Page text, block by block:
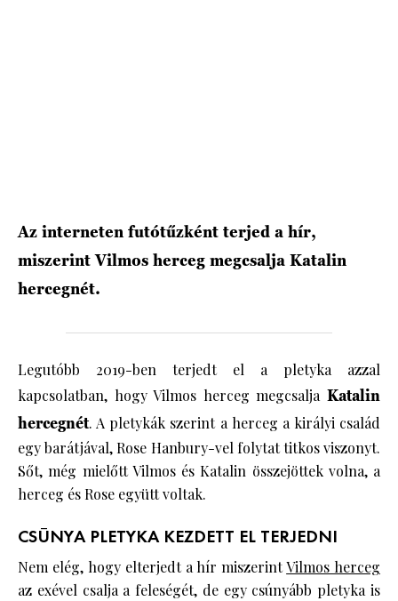
Az interneten futótűzként terjed a hír,
miszerint Vilmos herceg megcsalja Katalin
hercegnét.
Legutóbb 2019-ben terjedt el a pletyka azzal
kapcsolatban, hogy Vilmos herceg megcsalja Katalin
hercegnét. A pletykák szerint a herceg a királyi család
egy barátjával, Rose Hanbury-vel folytat titkos viszonyt.
Sőt, még mielőtt Vilmos és Katalin összejöttek volna, a
herceg és Rose együtt voltak.
CSÚNYA PLETYKA KEZDETT EL TERJEDNI
Nem elég, hogy elterjedt a hír miszerintVilmos herceg
az exével csalja a feleségét, de egy csúnyább pletyka is